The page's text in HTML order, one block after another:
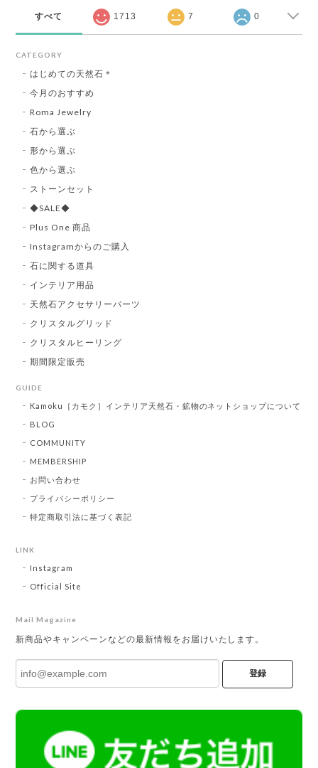
すべて 1713 7 0
CATEGORY
はじめての天然石＊
今月のおすすめ
Roma Jewelry
石から選ぶ
形から選ぶ
色から選ぶ
ストーンセット
◆SALE◆
Plus One 商品
Instagramからのご購入
石に関する道具
インテリア用品
天然石アクセサリーパーツ
クリスタルグリッド
クリスタルヒーリング
期間限定販売
GUIDE
Kamoku［カモク］インテリア天然石・鉱物のネットショップについて
BLOG
COMMUNITY
MEMBERSHIP
お問い合わせ
プライバシーポリシー
特定商取引法に基づく表記
LINK
Instagram
Official Site
Mail Magazine
新商品やキャンペーンなどの最新情報をお届けいたします。
登録